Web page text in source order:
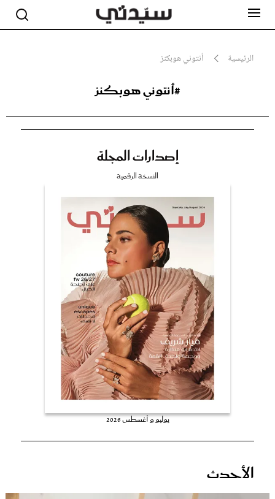
الرئيسية أنتوني هوبكنز
#أنتوني هوبكنز
إصدارات المجلة
النسخة الرقمية
يوليو و أغسطس 2026
الأحدث
جمال
صحة ورشاقة
عروس سيدتي
غلاف رفمي